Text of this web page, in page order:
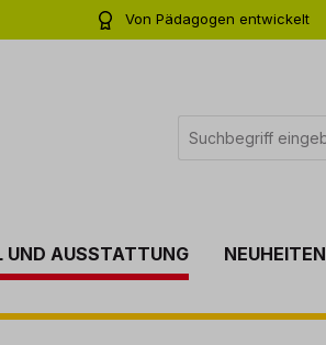
Von Pädagogen entwickelt
UND AUSSTATTUNG NEUHEITEN